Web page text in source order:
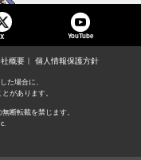
X YouTube
概要 個人情報保護方針
た場合に、
があります。
断転載を禁じます。